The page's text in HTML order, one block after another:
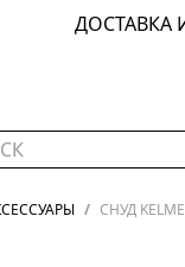
ДОСТАВКА
СНУД